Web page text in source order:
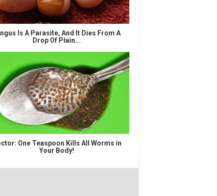
Is A Parasite, And It Dies From A
Drop Of Plain...
One Teaspoon Kills All Worms in
Your Body!